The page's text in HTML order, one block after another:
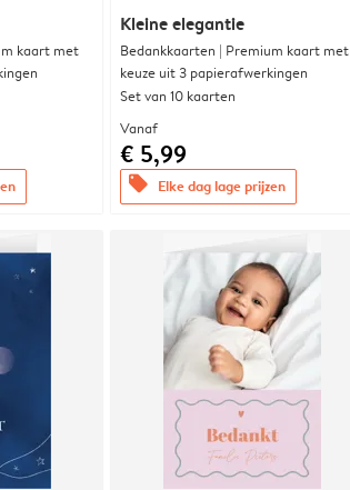
kaart met
Kleine elegantie
Bedankkaarten | Premium kaart met
keuze uit 3 papierafwerkingen
Set van 10 kaarten
Vanaf
€ 5,99
offers Elke dag lage prijzen